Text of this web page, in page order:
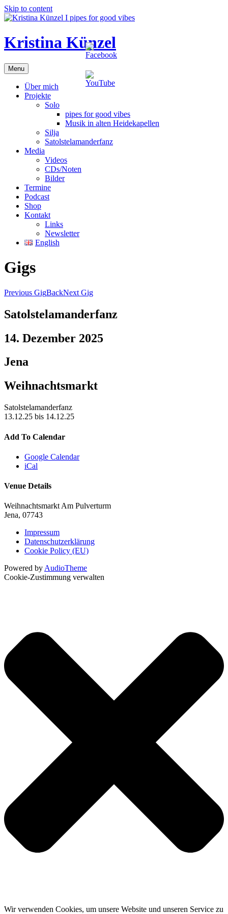
Skip to content
Kristina Künzel
Menu
Über mich
Projekte
Solo
pipes for good vibes
Musik in alten Heidekapellen
Silja
Satolstelamanderfanz
Media
Videos
CDs/Noten
Bilder
Termine
Podcast
Shop
Kontakt
Links
Newsletter
English
Gigs
Previous GigBackNext Gig
Satolstelamanderfanz
14. Dezember 2025
Jena
Weihnachtsmarkt
Satolstelamanderfanz
13.12.25 bis 14.12.25
Add To Calendar
Google Calendar
iCal
Venue Details
Weihnachtsmarkt Am Pulverturm
Jena, 07743
Impressum
Datenschutzerklärung
Cookie Policy (EU)
Powered by AudioTheme
Cookie-Zustimmung verwalten
Wir verwenden Cookies, um unsere Website und unseren Service zu